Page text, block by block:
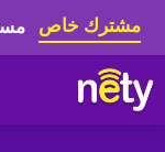
مشترك خاص